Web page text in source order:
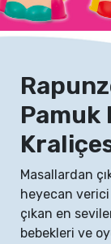
Pamuk
Masallardan
heyecan verici
çıkan en
bebekleri ve